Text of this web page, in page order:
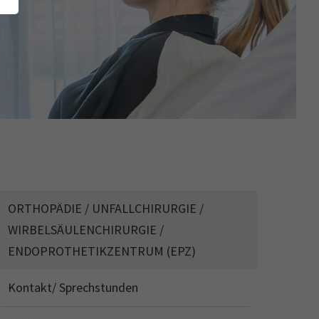
ORTHOPÄDIE / UNFALLCHIRURGIE /
WIRBELSÄULENCHIRURGIE /
ENDOPROTHETIKZENTRUM (EPZ)
Kontakt/ Sprechstunden